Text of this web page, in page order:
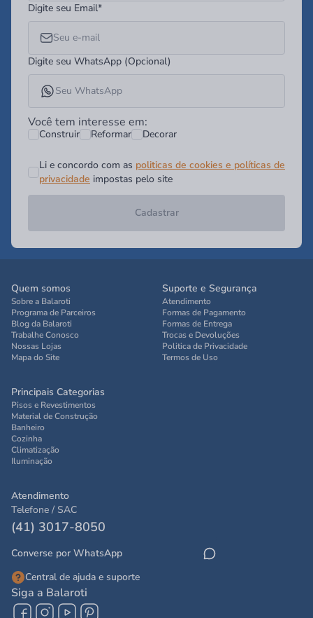
Digite seu Email*
Digite seu WhatsApp (Opcional)
Você tem interesse em:
Construir Reformar Decorar
Li e concordo com as politicas de cookies e políticas de
privacidade impostas pelo site
Cadastrar
Quem somos
Sobre a Balaroti
Programa de Parceiros
Blog da Balaroti
Trabalhe Conosco
Nossas Lojas
Mapa do Site
Suporte e Segurança
Atendimento
Formas de Pagamento
Formas de Entrega
Trocas e Devoluções
Politica de Privacidade
Termos de Uso
Principais Categorias
Pisos e Revestimentos
Material de Construção
Banheiro
Cozinha
Climatização
Iluminação
Atendimento
Telefone / SAC
(41) 3017-8050
Converse por WhatsApp
Central de ajuda e suporte
Siga a Balaroti